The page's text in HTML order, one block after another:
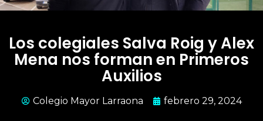
Los colegiales Salva Roig y Alex
Mena nos forman en Primeros
Auxilios
Colegio Mayor Larraona febrero 29, 2024